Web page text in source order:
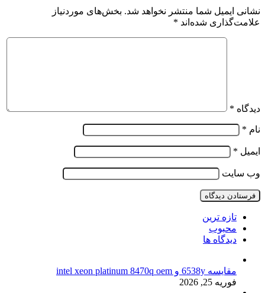
نشانی ایمیل شما منتشر نخواهد شد. بخش‌های موردنیاز
علامت‌گذاری شده‌اند *
دیدگاه *
نام *
ایمیل *
وب‌ سایت
تازه ترین
محبوب
دیدگاه ها
مقایسه 6538y و intel xeon platinum 8470q oem
فوریه 25, 2026